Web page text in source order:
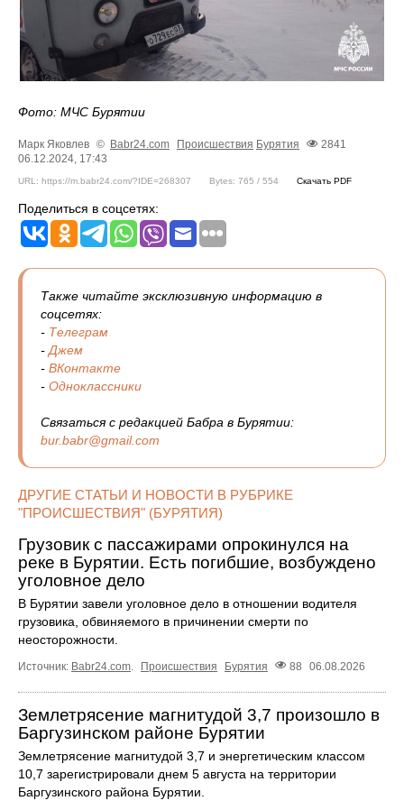
Фото: МЧС Бурятии
Марк Яковлев © Babr24.com Происшествия Бурятия
2841
06.12.2024, 17:43
URL: https://m.babr24.com/?IDE=268307 Bytes: 765 / 554 Скачать PDF
Поделиться в соцсетях:
Также читайте эксклюзивную информацию в
соцсетях:
- Телеграм
-Джем
- ВКонтакте
- Одноклассники
Связаться с редакцией Бабра в Бурятии:
bur.babr@gmail.com
ДРУГИЕ СТАТЬИ И НОВОСТИ В РУБРИКЕ
"ПРОИСШЕСТВИЯ" (БУРЯТИЯ)
Грузовик с пассажирами опрокинулся на
реке в Бурятии. Есть погибшие, возбуждено
уголовное дело
В Бурятии завели уголовное дело в отношении водителя
грузовика, обвиняемого в причинении смерти по
неосторожности.
Источник: Babr24.com Происшествия Бурятия 88 06.08.2026
Землетрясение магнитудой 3,7 произошло в
Баргузинском районе Бурятии
Землетрясение магнитудой 3,7 и энергетическим классом
10,7 зарегистрировали днем 5 августа на территории
Баргузинского района Бурятии.